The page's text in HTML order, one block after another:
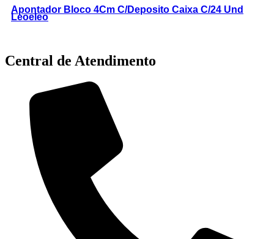
Apontador Bloco 4Cm C/Deposito Caixa C/24 Und
Leoeleo
Central de Atendimento